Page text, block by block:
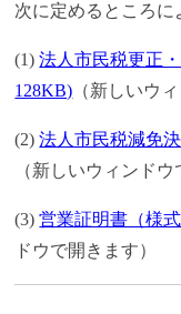
次に定めるところに
(1)法人市民税更正
128KB) （新しいウ
(2)法人市民税減免
（新しいウィンドウ
(3)営業証明書（様
ドウで開きます）